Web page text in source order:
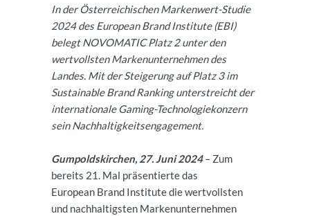
In der Österreichischen Markenwert-Studie
2024 des European Brand Institute (EBI)
belegt NOVOMATIC Platz 2 unter den
wertvollsten Markenunternehmen des
Landes. Mit der Steigerung auf Platz 3 im
Sustainable Brand Ranking unterstreicht der
internationale Gaming-Technologiekonzern
sein Nachhaltigkeitsengagement.
Gumpoldskirchen, 27. Juni 2024– Zum
bereits 21. Mal präsentierte das
European Brand Institute die wertvollsten
und nachhaltigsten Markenunternehmen